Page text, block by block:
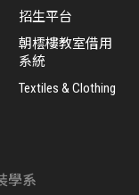
招生平台
朝橒樓教室借用
系統
Textiles & Clothing
學系